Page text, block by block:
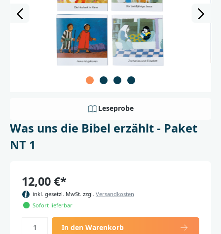
Leseprobe
Was uns die Bibel erzählt - Paket
NT 1
12,00 €*
inkl. gesetzl. MwSt. zzgl. Versandkosten
Sofort lieferbar
In den Warenkorb